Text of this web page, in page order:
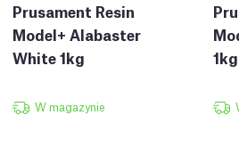
Prusament Resin
Model+ Alabaster
White 1kg
W magazynie
1kg